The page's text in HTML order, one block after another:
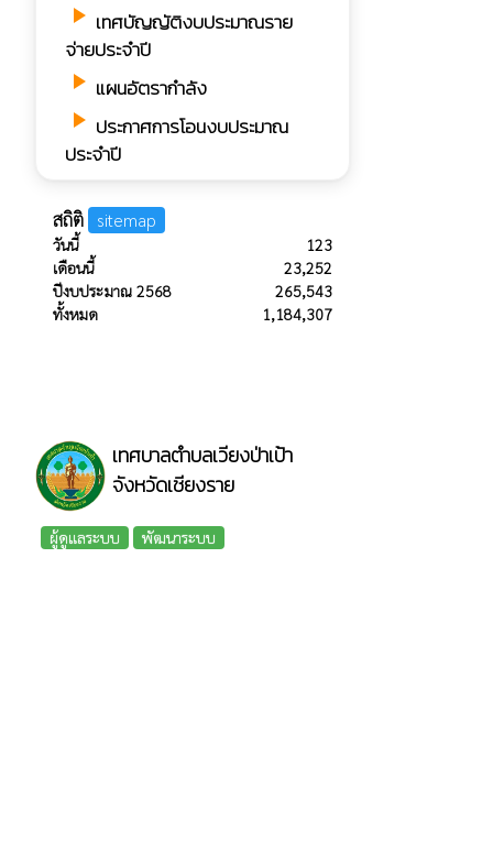
play_arrow เทศบัญญัติงบประมาณราย
จ่ายประจำปี
play_arrow แผนอัตรากำลัง
play_arrow ประกาศการโอนงบประมาณ
ประจำปี
สถิติ sitemap
วันนี้
123
เดือนนี้
23,252
ปีงบประมาณ 2568
265,543
ทั้งหมด
1,184,307
เทศบาลตำบลเวียงป่าเป้า
จังหวัดเชียงราย
ผู้ดูแลระบบ พัฒนาระบบ